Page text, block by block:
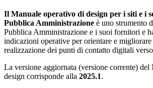
Il Manuale operativo di design per i siti e i
Pubblica Amministrazione è uno strumento
Pubblica Amministrazione e i suoi fornitori e
indicazioni operative per orientare e
realizzazione dei punti di contatto digitali
La versione aggiornata (versione corrente)
design corrisponde alla 2025.1.